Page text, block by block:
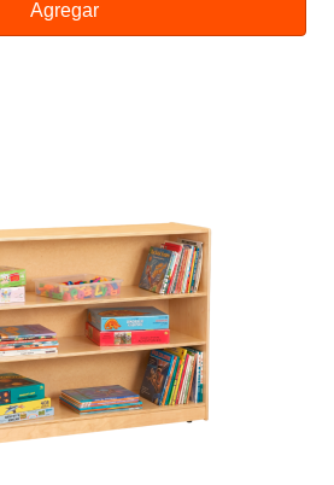
Agregar